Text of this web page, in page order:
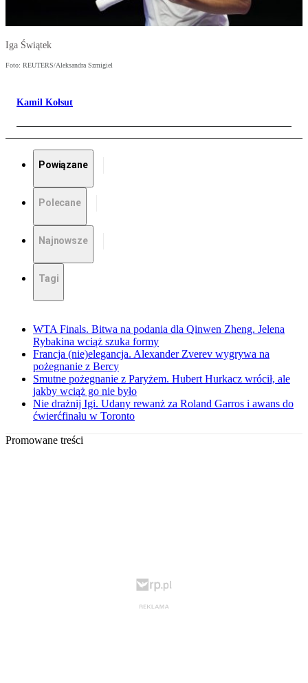
Iga Świątek
Foto: REUTERS/Aleksandra Szmigiel
Kamil Kołsut
Powiązane
Polecane
Najnowsze
Tagi
WTA Finals. Bitwa na podania dla Qinwen Zheng. Jelena
Rybakina wciąż szuka formy
Francja (nie)elegancja. Alexander Zverev wygrywa na
pożegnanie z Bercy
Smutne pożegnanie z Paryżem. Hubert Hurkacz wrócił, ale
jakby wciąż go nie było
Nie drażnij Igi. Udany rewanż za Roland Garros i awans do
ćwierćfinału w Toronto
Promowane treści